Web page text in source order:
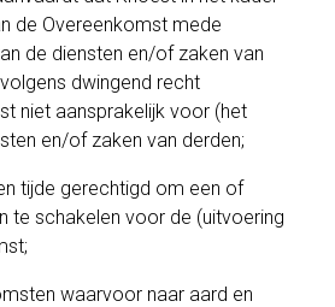
de Overeenkomst mede
de diensten en/of zaken van
dwingend recht
niet aansprakelijk voor (het
en/of zaken van derden;
tijde gerechtigd om een of
te schakelen voor de (uitvoering
waarvoor naar aard en